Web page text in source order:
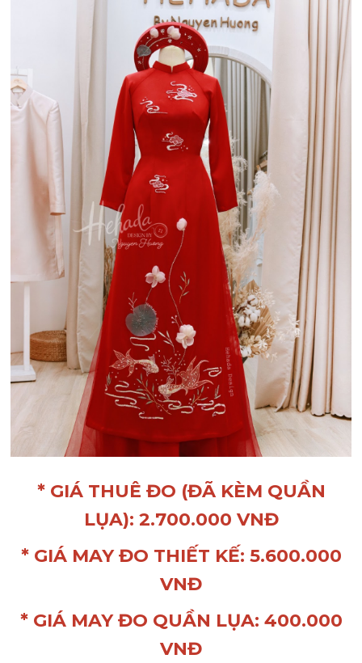
* GIÁ THUÊ ĐO (ĐÃ KÈM QUẦN
LỤA): 2.700.000 VNĐ
* GIÁ MAY ĐO THIẾT KẾ: 5.600.000
VNĐ
* GIÁ MAY ĐO QUẦN LỤA: 400.000
VNĐ